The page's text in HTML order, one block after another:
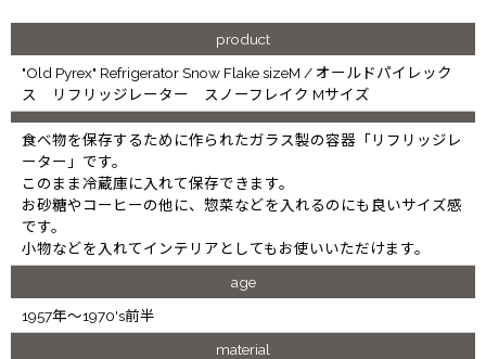
product
"Old Pyrex" Refrigerator Snow Flake sizeM / オールドパイレック
ス リフリッジレーター スノーフレイク Mサイズ
食べ物を保存するために作られたガラス製の容器「リフリッジレ
ーター」です。
このまま冷蔵庫に入れて保存できます。
お砂糖やコーヒーの他に、惣菜などを入れるのにも良いサイズ感
です。
小物などを入れてインテリアとしてもお使いいただけます。
age
1957年～1970's前半
material